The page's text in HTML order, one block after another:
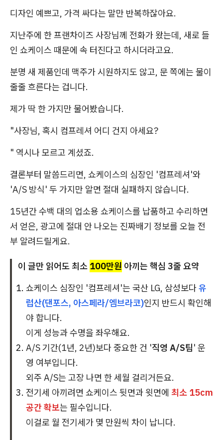
디자인 예쁘고, 가격 싸다는 말만 반복하잖아요.
지난주에 한 프랜차이즈 사장님께 전화가 왔는데, 새로 들
인 쇼케이스 때문에 속 터진다고 하시더라고요.
분명 새 제품인데 맥주가 시원하지도 않고, 문 쪽에는 물이
줄줄 흐른다는 겁니다.
제가 딱 한 가지만 물어봤습니다.
"사장님, 혹시 컴프레셔 어디 건지 아세요?
" 역시나 모르고 계셨죠.
결론부터 말씀드리면, 쇼케이스의 심장인 '컴프레셔'와
'A/S 방식' 두 가지만 알면 절대 실패하지 않습니다.
15년간 수백 대의 업소용 쇼케이스를 납품하고 수리하면
서 얻은, 광고에 절대 안 나오는 진짜배기 정보를 오늘 전
부 알려드릴게요.
이 글만 읽어도 최소 100만원 아끼는 핵심 3줄 요약
쇼케이스 심장인 '컴프레셔'는 국산 LG, 삼성보다유
럽산(댄포스, 아스페라/엠브라코)인지 반드시 확인해
야 합니다.
이게 성능과 수명을 좌우해요.
A/S 기간(1년, 2년)보다 중요한 건 '직영 A/S팀' 운
영 여부입니다.
외주 A/S는 고장 나면 한 세월 걸리거든요.
전기세 아끼려면 쇼케이스 뒷면과 윗면에 최소 15cm
공간 확보는 필수입니다.
이걸로 월 전기세가 몇 만원씩 차이 납니다.